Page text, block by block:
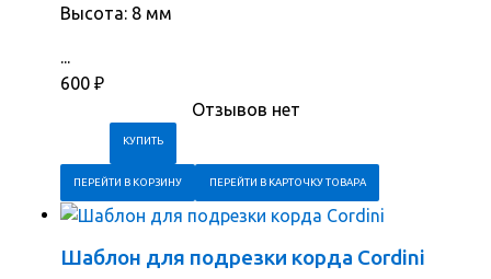
Высота: 8 мм
...
600 ₽
Отзывов нет
ПЕРЕЙТИ В КОРЗИНУ ПЕРЕЙТИ В КАРТОЧКУ ТОВАРА
Шаблон для подрезки корда Cordini